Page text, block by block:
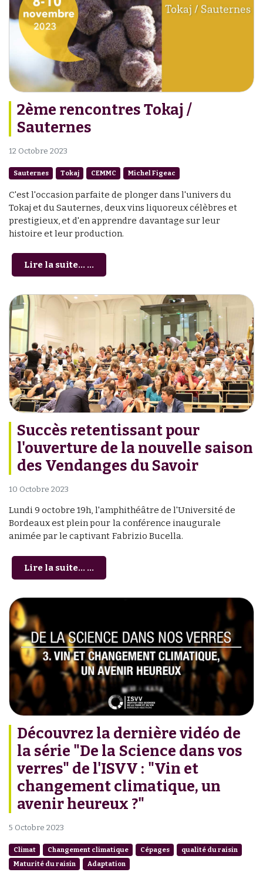
2ème rencontres Tokaj /
Sauternes
12 Octobre 2023
Sauternes Tokaj CEMMC Michel Figeac
C'est l'occasion parfaite de plonger dans l'univers du
Tokaj et du Sauternes, deux vins liquoreux célèbres et
prestigieux, et d'en apprendre davantage sur leur
histoire et leur production.
Lire la suite... ...
Succès retentissant pour
l'ouverture de la nouvelle saison
des Vendanges du Savoir
10 Octobre 2023
Lundi 9 octobre 19h, l'amphithéâtre de l'Université de
Bordeaux est plein pour la conférence inaugurale
animée par le captivant Fabrizio Bucella.
Lire la suite... ...
Découvrez la dernière vidéo de
la série "De la Science dans vos
verres" de l'ISVV : "Vin et
changement climatique, un
avenir heureux ?"
5 Octobre 2023
Climat Changement climatique Cépages
qualité du raisin
Maturité du raisin
Adaptation